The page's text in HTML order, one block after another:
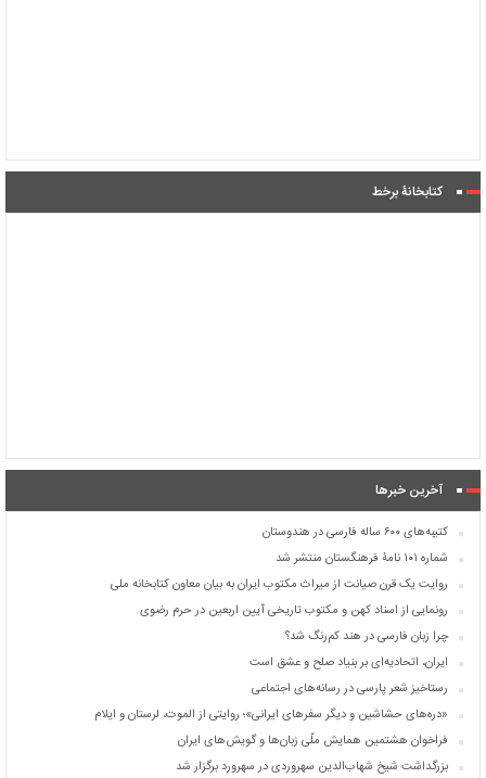
کتابخانۀ برخط
آخرین خبرها
کتیبه‌های ۶۰۰ ساله فارسی در هندوستان
شماره ۱۰۱ نامۀ فرهنگستان منتشر شد
روایت یک قرن صیانت از میراث مکتوب ایران به بیان معاون کتابخانه ملی
رونمایی از اسناد کهن و مکتوب تاریخی آیین اربعین در حرم رضوی
چرا زبان فارسی در هند کم‌رنگ شد؟
ایران، اتحادیه‌ای بر بنیاد صلح و عشق است
رستاخیز شعر پارسی در رسانه‌های اجتماعی
«دره‌های حشاشین و دیگر سفرهای ایرانی»؛ روایتی از الموت، لرستان و ایلام
فراخوان هشتمین همایش ملّی زبان‌ها و گویش‌های ایران
بزرگداشت شیخ شهاب‌الدین سهروردی در سهرورد برگزار شد